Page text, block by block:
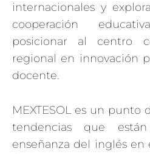
internacionales y
cooperación
posicionar al centro
regional en innovación
docente.
MEXTESOL es un punto
tendencias que
enseñanza del inglés